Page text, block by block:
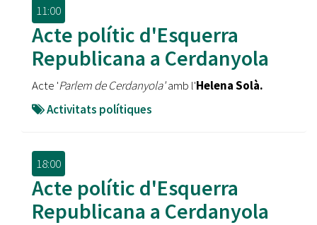
11:00
Acte polític d'Esquerra
Republicana a Cerdanyola
Acte 'Parlem de Cerdanyola'amb l'Helena Solà.
Activitats polítiques
18:00
Acte polític d'Esquerra
Republicana a Cerdanyola